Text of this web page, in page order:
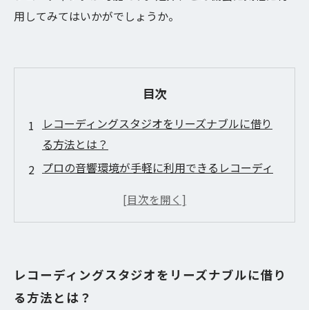
用してみてはいかがでしょうか。
目次
レコーディングスタジオをリーズナブルに借り
る方法とは？
プロの音響環境が手軽に利用できるレコーディ
音響機器や設備が充実したレコーディングスタ
の利用方法とは？
レコーディングスタジオをリーズナブルに借り
る方法とは？